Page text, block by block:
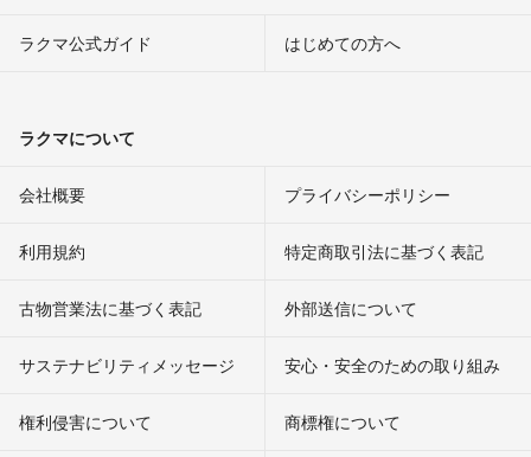
ラクマ公式ガイド はじめての方へ
ラクマについて
会社概要 プライバシーポリシー
利用規約 特定商取引法に基づく表記
古物営業法に基づく表記 外部送信について
サステナビリティメッセージ 安心・安全のための取り組み
権利侵害について
商標権について